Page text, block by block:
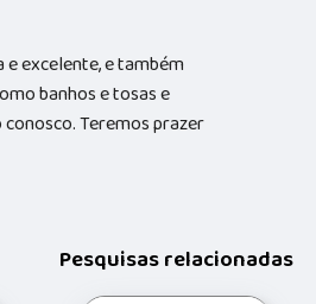
excelente, e também
banhos e tosas e
Teremos prazer
Pesquisas relacionadas